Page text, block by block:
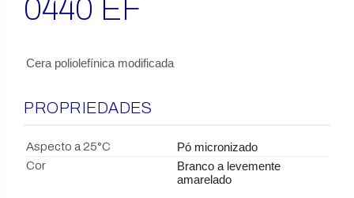
0440 EF
Cera poliolefínica modificada
PROPRIEDADES
Aspecto a 25°C Pó micronizado
Cor
Branco a levemente
amarelado